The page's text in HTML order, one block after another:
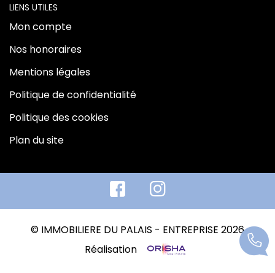
LIENS UTILES
Mon compte
Nos honoraires
Mentions légales
Politique de confidentialité
Politique des cookies
Plan du site
© IMMOBILIERE DU PALAIS - ENTREPRISE 2026
Réalisation